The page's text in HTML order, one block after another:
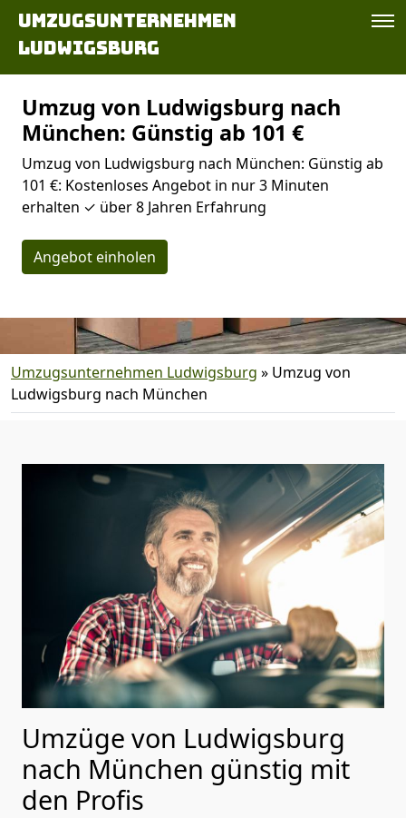
Umzugsunternehmen
Ludwigsburg
Umzug von Ludwigsburg nach
München: Günstig ab 101 €
Umzug von Ludwigsburg nach München: Günstig ab
101 €: Kostenloses Angebot in nur 3 Minuten
erhalten ✓ über 8 Jahren Erfahrung
Angebot einholen
Umzugsunternehmen Ludwigsburg » Umzug von
Ludwigsburg nach München
Umzüge von Ludwigsburg
nach München günstig mit
den Profis